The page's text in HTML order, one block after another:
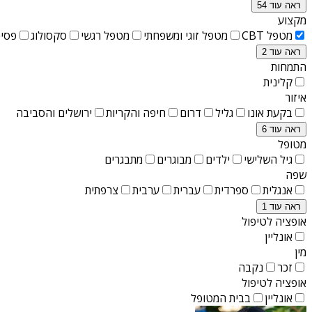
ראה עוד 54
מקצוע
מטפל CBT
מטפל זוגי ומשפחתי מטפל רגשי סקסולוג
ראה עוד 2
התמחות
קלינית
איזור
בקעת אונו
גליל דרום חיפה והקריות ירושלים והסביבה
ראה עוד 6
מטופל
גיל השלישי
ילדים מבוגרים
מתבגרים
שפה
אנגלית
ספרדית עברית ערבית צרפתית
ראה עוד 1
אופציה לטיפול
אונליין
מין
זכר
נקבה
אופציה לטיפול
אונליין
בבית המטופל